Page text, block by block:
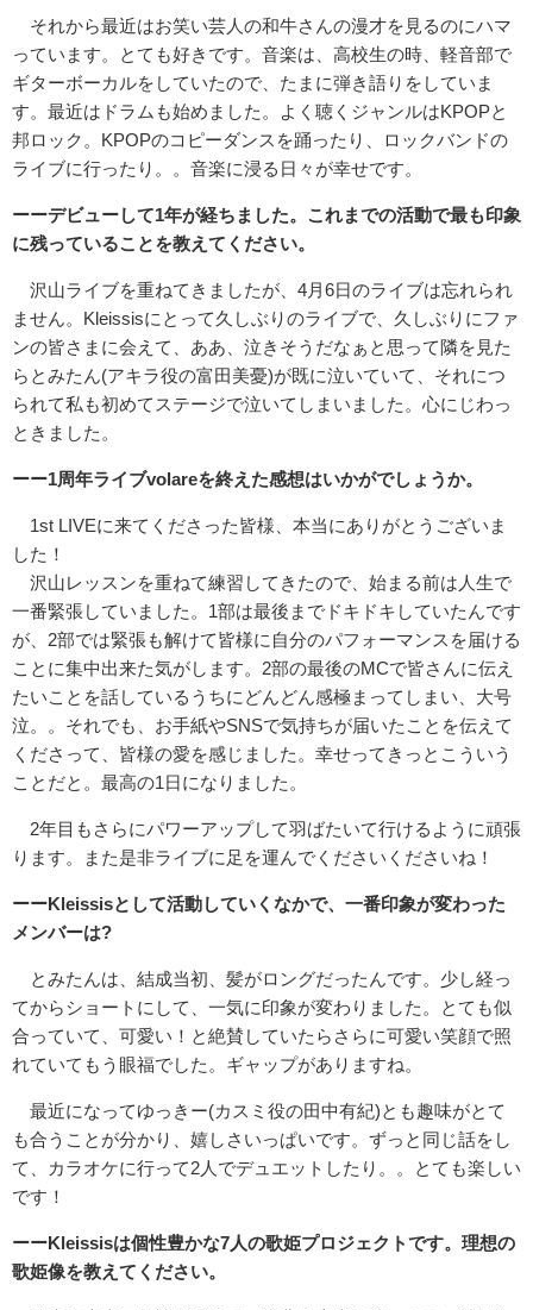
それから最近はお笑い芸人の和牛さんの漫才を見るのにハマ
っています。とても好きです。音楽は、高校生の時、軽音部で
ギターボーカルをしていたので、たまに弾き語りをしていま
す。最近はドラムも始めました。よく聴くジャンルはKPOPと
邦ロック。KPOPのコピーダンスを踊ったり、ロックバンドの
ライブに行ったり。。音楽に浸る日々が幸せです。
ーーデビューして1年が経ちました。これまでの活動で最も印象
に残っていることを教えてください。
沢山ライブを重ねてきましたが、4月6日のライブは忘れられ
ません。Kleissisにとって久しぶりのライブで、久しぶりにファ
ンの皆さまに会えて、ああ、泣きそうだなぁと思って隣を見た
らとみたん(アキラ役の富田美憂)が既に泣いていて、それにつ
られて私も初めてステージで泣いてしまいました。心にじわっ
ときました。
ーー1周年ライブvolareを終えた感想はいかがでしょうか。
1st LIVEに来てくださった皆様、本当にありがとうございま
した！
沢山レッスンを重ねて練習してきたので、始まる前は人生で
一番緊張していました。1部は最後までドキドキしていたんです
が、2部では緊張も解けて皆様に自分のパフォーマンスを届ける
ことに集中出来た気がします。2部の最後のMCで皆さんに伝え
たいことを話しているうちにどんどん感極まってしまい、大号
泣。。それでも、お手紙やSNSで気持ちが届いたことを伝えて
くださって、皆様の愛を感じました。幸せってきっとこういう
ことだと。最高の1日になりました。
2年目もさらにパワーアップして羽ばたいて行けるように頑張
ります。また是非ライブに足を運んでくださいくださいね！
ーーKleissisとして活動していくなかで、一番印象が変わった
メンバーは?
とみたんは、結成当初、髪がロングだったんです。少し経っ
てからショートにして、一気に印象が変わりました。とても似
合っていて、可愛い！と絶賛していたらさらに可愛い笑顔で照
れていてもう眼福でした。ギャップがありますね。
最近になってゆっきー(カスミ役の田中有紀)とも趣味がとて
も合うことが分かり、嬉しさいっぱいです。ずっと同じ話をし
て、カラオケに行って2人でデュエットしたり。。とても楽しい
です！
ーーKleissisは個性豊かな7人の歌姫プロジェクトです。理想の
歌姫像を教えてください。